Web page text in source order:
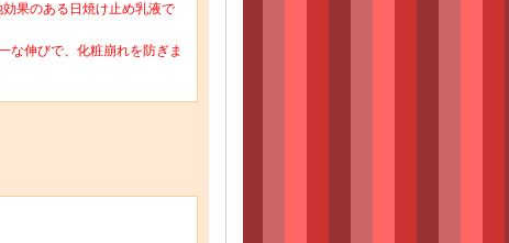
果のある日焼け止め乳液で
な伸びで、化粧崩れを防ぎま